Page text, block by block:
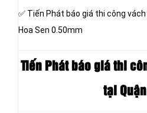
✅ Tiến Phát báo giá thi công
Hoa Sen 0.50mm
Tiến Phát báo giá thi
tại